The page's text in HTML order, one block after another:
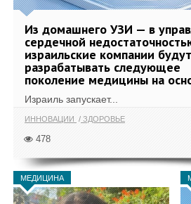
Из домашнего УЗИ — в
сердечной
израильские компании будут
разрабатывать следующее
поколение медицины на
Израиль запускает...
ИННОВАЦИИ ЗДОРОВЬЕ
478
МЕДИЦИНА